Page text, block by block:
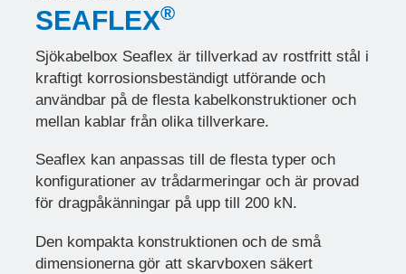
SEAFLEX®
Sjökabelbox Seaflex är tillverkad av rostfritt stål i
kraftigt korrosionsbeständigt utförande och
användbar på de flesta kabelkonstruktioner och
mellan kablar från olika tillverkare.
Seaflex kan anpassas till de flesta typer och
konfigurationer av trådarmeringar och är provad
för dragpåkänningar på upp till 200 kN.
Den kompakta konstruktionen och de små
dimensionerna gör att skarvboxen säkert